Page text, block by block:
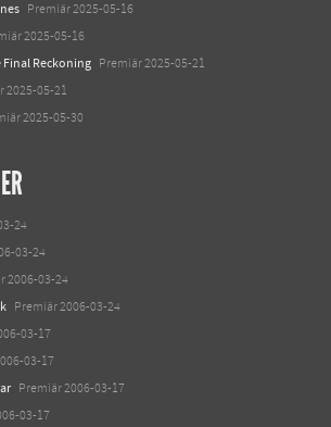
Premiär 2025-05-16
2025-05-16
Final Reckoning Premiär 2025-05-21
2025-05-21
2025-05-30
24
03-24
2006-03-24
Premiär 2006-03-24
03-17
03-17
Premiär 2006-03-17
03-17